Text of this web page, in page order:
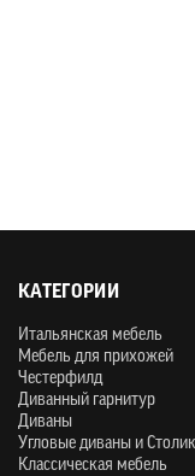
КАТЕГОРИИ
Итальянская мебель
Мебель для прихожей
Честерфилд
Диванный гарнитур
Диваны
Угловые диваны и
Классическая мебель